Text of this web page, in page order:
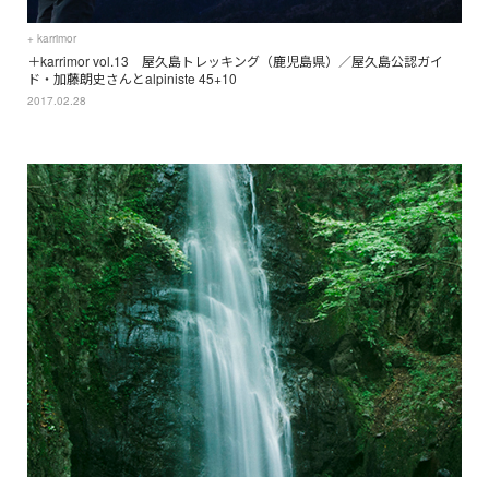
+ karrimor
＋karrimor vol.13 屋久島トレッキング（鹿児島県）／屋久島公認ガイ
ド・加藤朗史さんとalpiniste 45+10
2017.02.28